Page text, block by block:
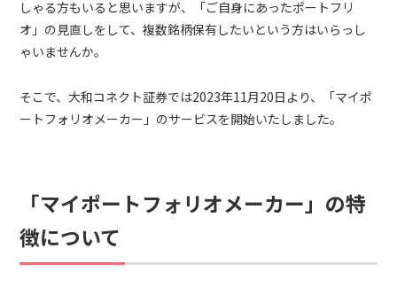
しゃる方もいると思いますが、「ご自身にあったポートフリ
オ」の見直しをして、複数銘柄保有したいという方はいらっし
ゃいませんか。
そこで、大和コネクト証券では2023年11月20日より、「マイポ
ートフォリオメーカー」のサービスを開始いたしました。
「マイポートフォリオメーカー」の特
徴について